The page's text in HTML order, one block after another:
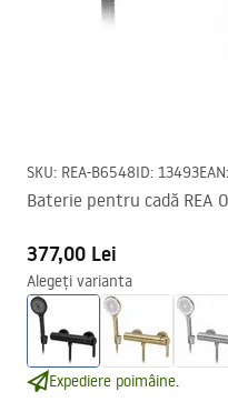
SKU: REA-B6548ID: 13493EAN:
Baterie pentru cadă REA
377,00 Lei
Alegeți varianta
Expediere poimâine.